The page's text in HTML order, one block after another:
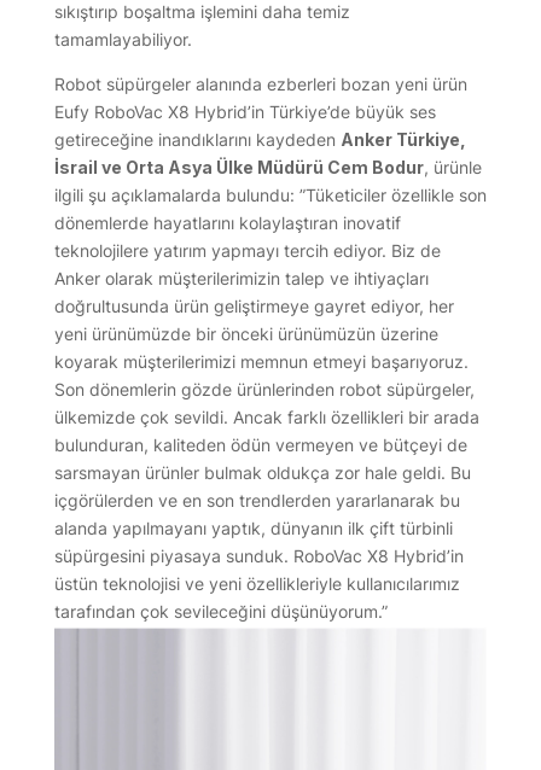
sıkıştırıp boşaltma işlemini daha temiz
tamamlayabiliyor.
Robot süpürgeler alanında ezberleri bozan yeni ürün
Eufy RoboVac X8 Hybrid’in Türkiye’de büyük ses
getireceğine inandıklarını kaydeden Anker Türkiye,
İsrail ve Orta Asya Ülke Müdürü Cem Bodur, ürünle
ilgili şu açıklamalarda bulundu: ”Tüketiciler özellikle son
dönemlerde hayatlarını kolaylaştıran inovatif
teknolojilere yatırım yapmayı tercih ediyor. Biz de
Anker olarak müşterilerimizin talep ve ihtiyaçları
doğrultusunda ürün geliştirmeye gayret ediyor, her
yeni ürünümüzde bir önceki ürünümüzün üzerine
koyarak müşterilerimizi memnun etmeyi başarıyoruz.
Son dönemlerin gözde ürünlerinden robot süpürgeler,
ülkemizde çok sevildi. Ancak farklı özellikleri bir arada
bulunduran, kaliteden ödün vermeyen ve bütçeyi de
sarsmayan ürünler bulmak oldukça zor hale geldi. Bu
içgörülerden ve en son trendlerden yararlanarak bu
alanda yapılmayanı yaptık, dünyanın ilk çift türbinli
süpürgesini piyasaya sunduk. RoboVac X8 Hybrid’in
üstün teknolojisi ve yeni özellikleriyle kullanıcılarımız
tarafından çok sevileceğini düşünüyorum.”